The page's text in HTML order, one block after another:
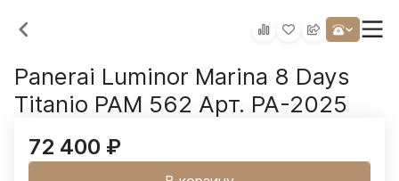
Panerai Luminor Marina 8 Days
Titanio PAM 562 Арт. PA-2025
72 400 ₽